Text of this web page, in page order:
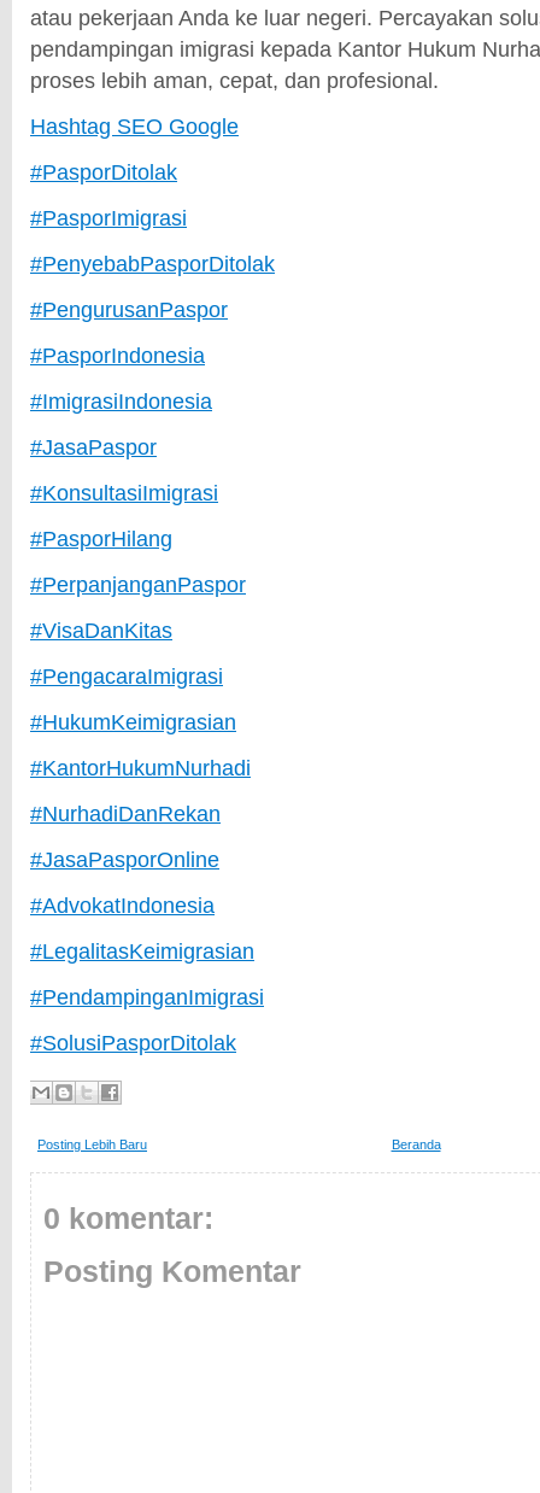
atau pekerjaan Anda ke luar negeri. Percayakan
pendampingan imigrasi kepada Kantor Hukum
proses lebih aman, cepat, dan profesional.
Hashtag SEO Google
#PasporDitolak
#PasporImigrasi
#PenyebabPasporDitolak
#PengurusanPaspor
#PasporIndonesia
#ImigrasiIndonesia
#JasaPaspor
#KonsultasiImigrasi
#PasporHilang
#PerpanjanganPaspor
#VisaDanKitas
#PengacaraImigrasi
#HukumKeimigrasian
#KantorHukumNurhadi
#NurhadiDanRekan
#JasaPasporOnline
#AdvokatIndonesia
#LegalitasKeimigrasian
#PendampinganImigrasi
#SolusiPasporDitolak
Posting Lebih Baru Beranda
0 komentar:
Posting Komentar